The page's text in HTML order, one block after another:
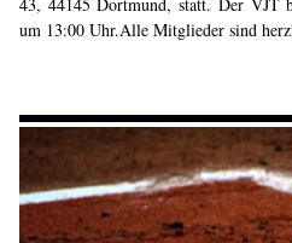
43, 44145 Dortmund, statt. Der VJT
um 13:00 Uhr.Alle Mitglieder sind